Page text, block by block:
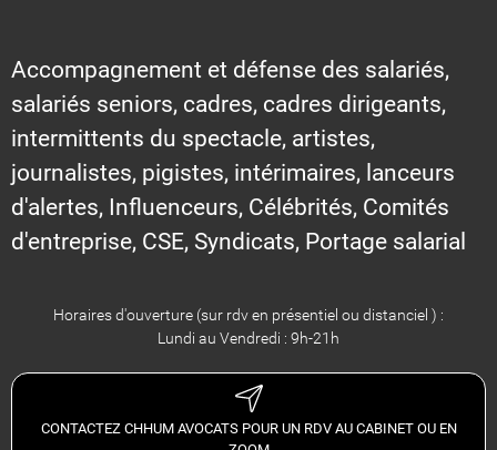
Accompagnement et défense des salariés,
salariés seniors, cadres, cadres dirigeants,
intermittents du spectacle, artistes,
journalistes, pigistes, intérimaires, lanceurs
d'alertes, Influenceurs, Célébrités, Comités
d'entreprise, CSE, Syndicats, Portage salarial
Horaires d'ouverture (sur rdv en présentiel ou distanciel ) :
Lundi au Vendredi : 9h-21h
CONTACTEZ CHHUM AVOCATS POUR UN RDV AU CABINET OU EN